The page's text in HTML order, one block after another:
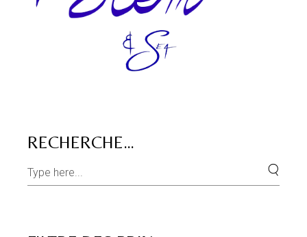
RECHERCHE…
for: